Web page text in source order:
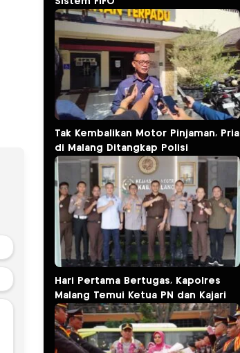
Tak Kembalikan Motor Pinjaman, Pria
di Malang Ditangkap Polisi
Hari Pertama Bertugas, Kapolres
Malang Temui Ketua PN dan Kajari